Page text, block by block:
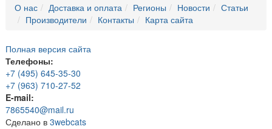
О нас Доставка и оплата Регионы Новости
Статьи
Производители
Контакты Карта сайта
Полная версия сайта
Телефоны:
+7 (495) 645-35-30
+7 (963) 710-27-52
E-mail:
7865540@mail.ru
Сделано в 3webcats